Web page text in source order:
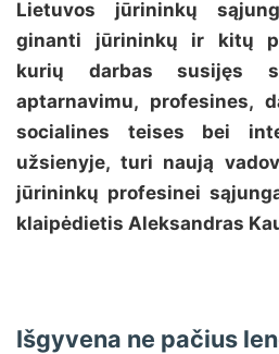
Lietuvos jūrininkų
ginanti jūrininkų ir kitų
kurių darbas susijęs
aptarnavimu, profesines,
socialines teises bei
užsienyje, turi naują
jūrininkų profesinei
klaipėdietis Aleksandras
Išgyvena ne pačius